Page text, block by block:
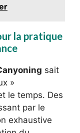
la pratique
sait
»
le temps. Des
par le
exhaustive